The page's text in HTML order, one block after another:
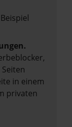
in einem
privaten